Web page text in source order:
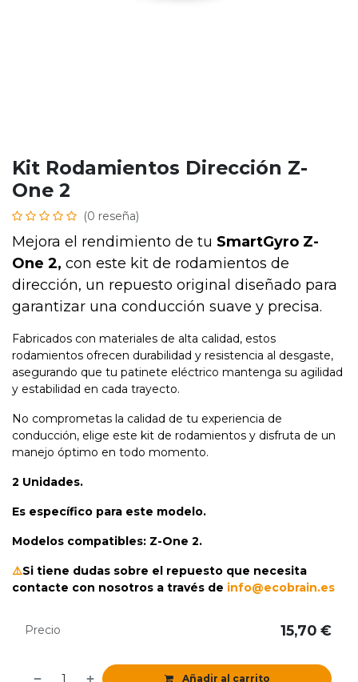
Kit Rodamientos Dirección Z-
One 2
(0 reseña)
Mejora el rendimiento de tu SmartGyro Z-
One 2, con este kit de rodamientos de
dirección, un repuesto original diseñado para
garantizar una conducción suave y precisa.
Fabricados con materiales de alta calidad, estos
rodamientos ofrecen durabilidad y resistencia al desgaste,
asegurando que tu patinete eléctrico mantenga su agilidad
y estabilidad en cada trayecto.
No comprometas la calidad de tu experiencia de
conducción, elige este kit de rodamientos y disfruta de un
manejo óptimo en todo momento.
2 Unidades.
Es específico para este modelo.
Modelos compatibles: Z-One 2.
⚠️Si tiene dudas sobre el repuesto que necesita
contacte con nosotros a través de info@ecobrain.es
Añadir al carrito
Precio 15,70 €